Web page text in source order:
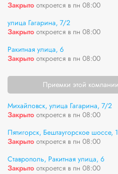
Закрыто откроется в пн 08:00
улица Гагарина, 7/2
Закрыто откроется в пн 08:00
Ракитная улица, 6
Закрыто откроется в пн 08:00
Приемки этой
Михайловск, улица Гагарина, 7/2
Закрыто откроется в пн 08:00
Пятигорск, Бештаугорское шоссе,
Закрыто откроется в пн 08:00
Ставрополь, Ракитная улица, 6
Закрыто откроется в пн 08:00